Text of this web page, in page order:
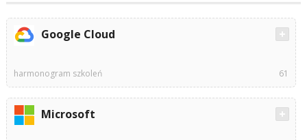
Google Cloud
harmonogram szkoleń 61
Microsoft